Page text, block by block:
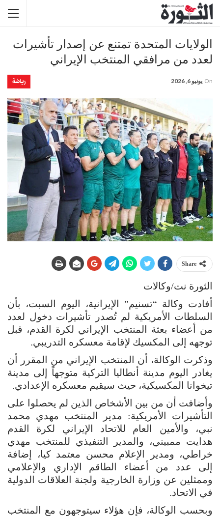
الولايات المتحدة تمتنع عن إصدار تأشيرات
لعدد من مرافقي المنتخب الإيراني
رياضة On يونيو 6, 2026
Share
الثورة نت/وكالات
أفادت وكالة “تسنيم” الإيرانية، اليوم السبت، بأن
السلطات الأمريكية لم تُصدر تأشيرات دخول لعدد
من أعضاء بعثة المنتخب الإيراني لكرة القدم، قبل
توجهه إلى المكسيك لإقامة معسكره التدريبي.
وذكرت الوكالة، أن المنتخب الإيراني من المقرر أن
يغادر اليوم مدينة أنطاليا التركية متوجهاً إلى مدينة
تيخوانا المكسيكية، حيث سيقيم معسكره الإعدادي.
وأضافت أن من بين الأشخاص الذين لم يحصلوا على
التأشيرات الأمريكية: مدير المنتخب مهدي محمد
نبي، والأمين العام للاتحاد الإيراني لكرة القدم
هدايت ممبيني، والمدير التنفيذي للمنتخب مهدي
خراطي، ومدير الإعلام محسن معتمد كيا، إضافة
إلى عدد من أعضاء الطاقم الإداري والإعلامي
وممثلين عن وزارة الخارجية ولجنة العلاقات الدولية
في الاتحاد.
وبحسب الوكالة، فإن هؤلاء سيتوجهون مع المنتخب